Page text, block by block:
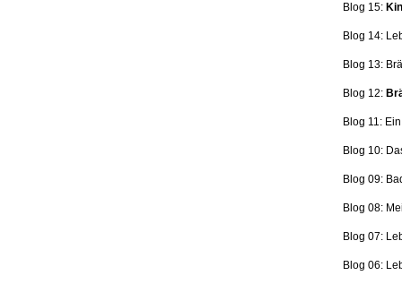
Blog 15:
Blog 14:
Blog 13:
Blog 12:
Blog 11:
Blog 10:
Blog 09:
Blog 08:
Blog 07:
Blog 06: